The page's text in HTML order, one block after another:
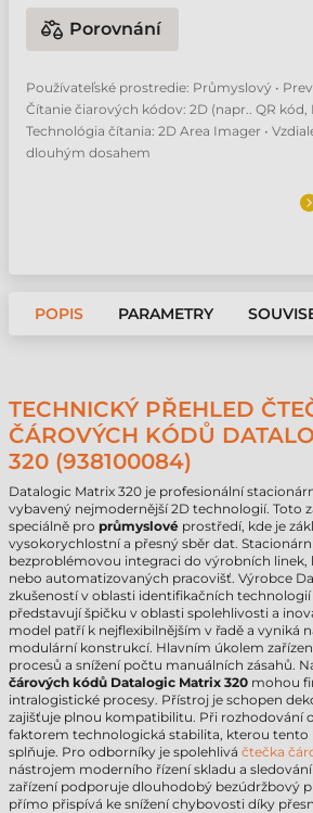
Porovnání
Používateľské prostredie: Průmyslový •
Čítanie čiarových kódov: 2D (napr.. QR kód,
Technológia čítania: 2D Area Imager •
dlouhým dosahem
POPIS PARAMETRY
TECHNICKÝ PŘEHLED
ČÁROVÝCH KÓDŮ
320 (938100084)
Datalogic Matrix 320 je profesionální
vybavený nejmodernější 2D technologií. Toto
speciálně pro průmyslové prostředí, kde je
vysokorychlostní a přesný sběr dat.
bezproblémovou integraci do výrobních
nebo automatizovaných pracovišť. Výrobce
zkušeností v oblasti identifikačních
představují špičku v oblasti spolehlivosti a
model patří k nejflexibilnějším v řadě a vyniká
modulární konstrukcí. Hlavním úkolem
procesů a snížení počtu manuálních zásahů.
čárových kódů Datalogic Matrix 320 mohou
intralogistické procesy. Přístroj je schopen
zajišťuje plnou kompatibilitu. Při rozhodování
faktorem technologická stabilita, kterou tento
splňuje. Pro odborníky je spolehlivá čtečka
nástrojem moderního řízení skladu a
zařízení podporuje dlouhodobý bezúdržbový
přímo přispívá ke snížení chybovosti díky